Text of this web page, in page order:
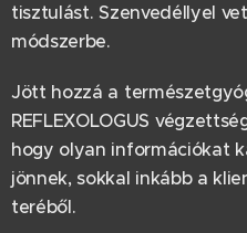
tisztulást. Szenvedéllyel
módszerbe.
Jött hozzá a
REFLEXOLOGUS
hogy olyan információkat
jönnek, sokkal inkább a
teréből.